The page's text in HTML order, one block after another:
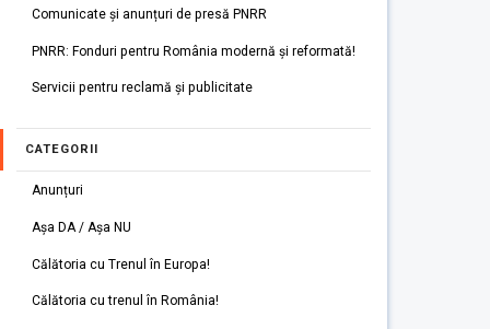
Comunicate și anunțuri de presă PNRR
PNRR: Fonduri pentru România modernă și reformată!
Servicii pentru reclamă și publicitate
CATEGORII
Anunțuri
Așa DA / Așa NU
Călătoria cu Trenul în Europa!
Călătoria cu trenul în România!